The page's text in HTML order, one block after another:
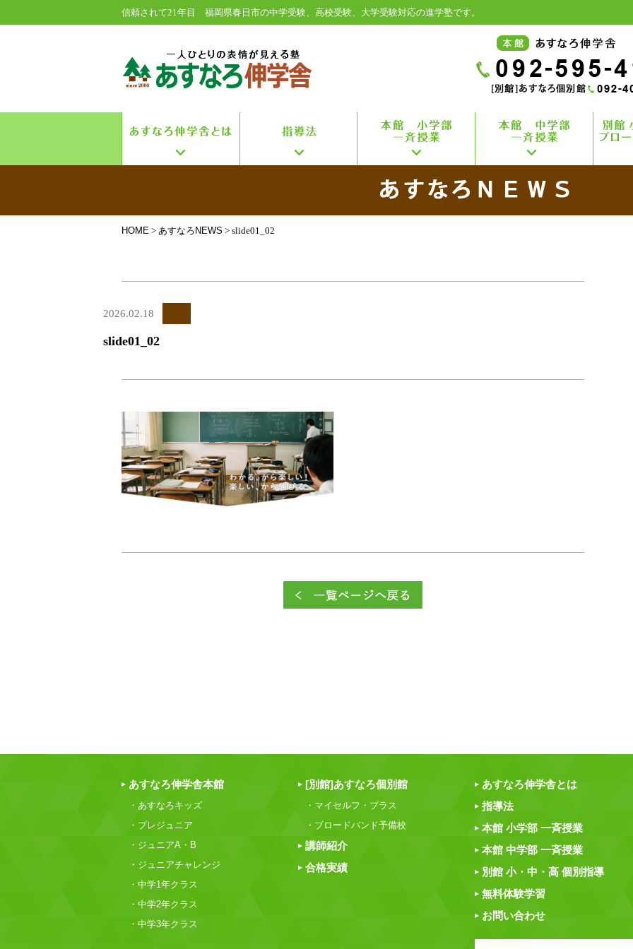
信頼されて21年目 福岡県春日市の中学受験、 高校受験、大学受験対応の進学塾です。
HOME > あすなろNEWS > slide01_02
2026.02.18
slide01_02
あすなろ伸学舎本館
・あすなろキッズ
・プレジュニア
・ジュニアA・B
・ジュニアチャレンジ
・中学1年クラス
・中学2年クラス
・中学3年クラス
[別館]あすなろ個別館
・マイセルフ・プラス
・ブロードバンド予備校
講師紹介
合格実績
あすなろ伸学舎とは
指導法
本館 小学部 一斉授業
本館 中学部 一斉授業
別館 小・中・高 個別指導
無料体験学習
お問い合わせ